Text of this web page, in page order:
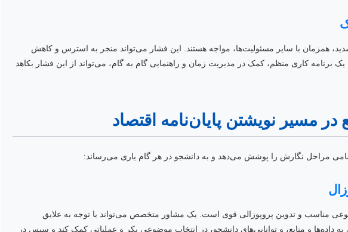
همزمان با سایر مسئولیت‌ها، مواجه هستند. این فشار می‌تواند منجر به استرس و کاهش
برنامه کاری منظم، کمک در مدیریت زمان و راهنمایی گام به گام، می‌تواند از این فشار بکاهد
مسیر نویشتن پایان‌نامه اقتصاد
مراحل نگارش را پوشش می‌دهد و به دانشجو در هر گام یاری می‌رساند:
مناسب و تدوین پروپوزالی قوی است. یک مشاور متخصص می‌تواند با توجه به علایق
داده‌ها و منابع، و توانایی‌های دانشجو، در انتخاب موضوعی بکر و عملیاتی کمک کند و سپس در